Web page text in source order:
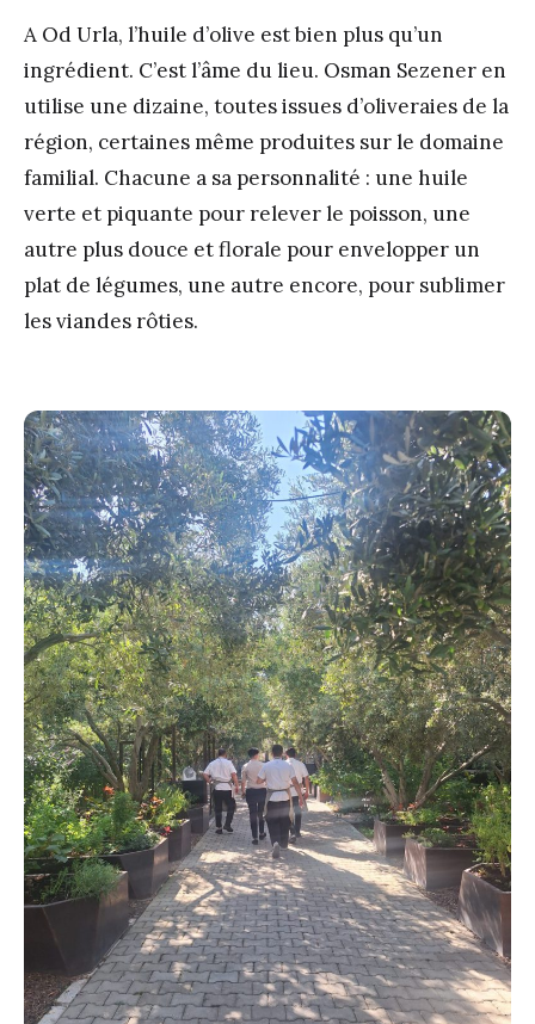
A Od Urla, l’huile d’olive est bien plus qu’un
ingrédient. C’est l’âme du lieu. Osman Sezener en
utilise une dizaine, toutes issues d’oliveraies de la
région, certaines même produites sur le domaine
familial. Chacune a sa personnalité : une huile
verte et piquante pour relever le poisson, une
autre plus douce et florale pour envelopper un
plat de légumes, une autre encore, pour sublimer
les viandes rôties.